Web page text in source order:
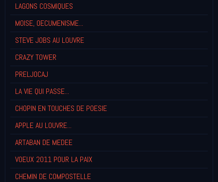
LAGONS COSMIQUES
MOISE, OECUMENISME...
STEVE JOBS AU LOUVRE
CRAZY TOWER
PRELJOCAJ
LA VIE QUI PASSE...
CHOPIN EN TOUCHES DE POESIE
APPLE AU LOUVRE...
ARTABAN DE MEDEE
VOEUX 2011 POUR LA PAIX
CHEMIN DE COMPOSTELLE